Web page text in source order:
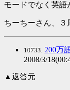
モードでなく英語
ちーちーさん、３
10733. 200万
2008/3/
▲返答元